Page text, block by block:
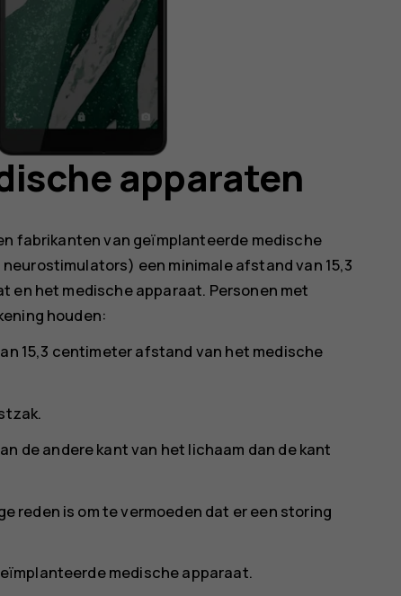
apparaten
fabrikanten van geïmplanteerde medische
een minimale afstand van 15,3
het medische apparaat. Personen met
houden:
15,3 centimeter afstand van het medische
de andere kant van het lichaam dan de kant
reden is om te vermoeden dat er een storing
medische apparaat.